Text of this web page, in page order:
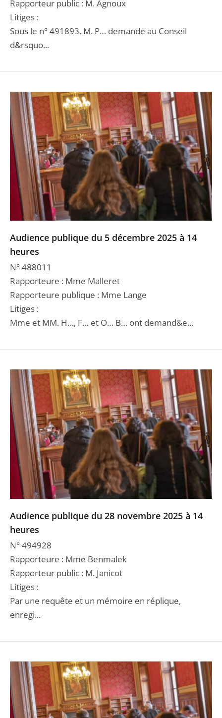
Rapporteur public : M. Agnoux
Litiges :
Sous le n° 491893, M. P… demande au Conseil
d&rsquo...
Audience publique du 5 décembre 2025 à 14
heures
N° 488011
Rapporteure : Mme Malleret
Rapporteure publique : Mme Lange
Litiges :
Mme et MM. H…, F… et O… B… ont demand&e...
Audience publique du 28 novembre 2025 à 14
heures
N° 494928
Rapporteure : Mme Benmalek
Rapporteur public : M. Janicot
Litiges :
Par une requête et un mémoire en réplique,
enregi...